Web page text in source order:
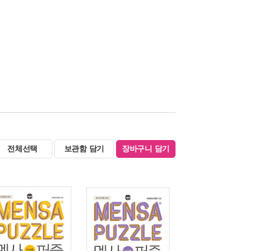
전체선택 보관함 담기 장바구니 담기